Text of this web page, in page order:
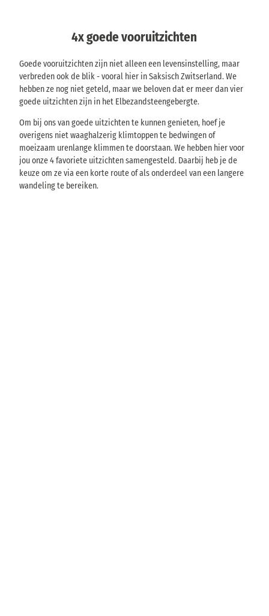
4x goede vooruitzichten
Goede vooruitzichten zijn niet alleen een levensinstelling, maar
verbreden ook de blik - vooral hier in Saksisch Zwitserland. We
hebben ze nog niet geteld, maar we beloven dat er meer dan vier
goede uitzichten zijn in het Elbezandsteengebergte.
Om bij ons van goede uitzichten te kunnen genieten, hoef je
overigens niet waaghalzerig klimtoppen te bedwingen of
moeizaam urenlange klimmen te doorstaan. We hebben hier voor
jou onze 4 favoriete uitzichten samengesteld. Daarbij heb je de
keuze om ze via een korte route of als onderdeel van een langere
wandeling te bereiken.